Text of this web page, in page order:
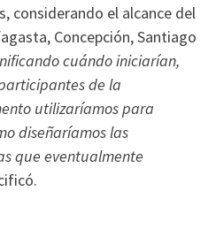
considerando el alcance del
Concepción, Santiago
cuándo iniciarían,
de la
utilizaríamos para
diseñaríamos las
que eventualmente